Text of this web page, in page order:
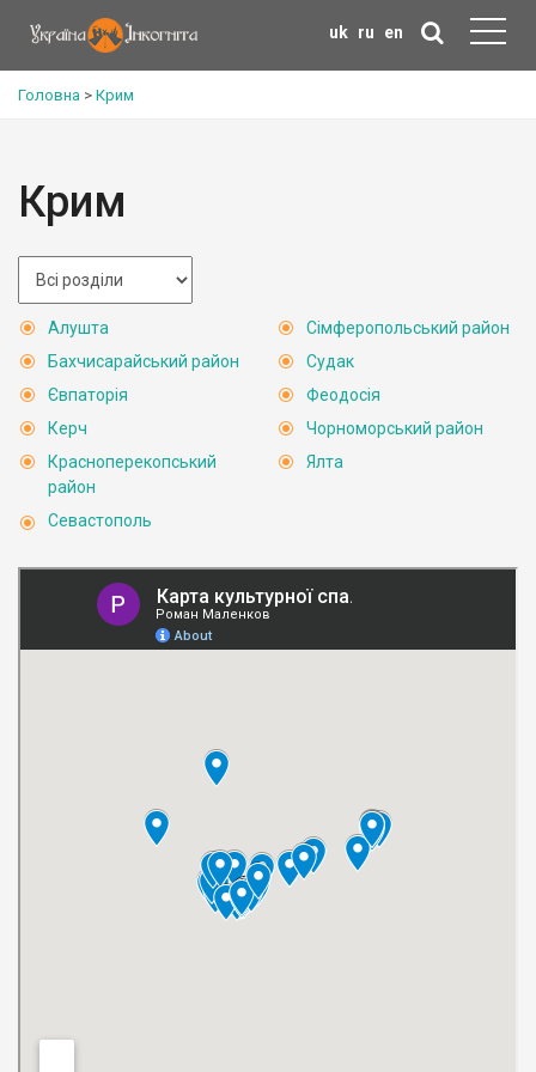
uk ru en
Головна > Крим
Крим
Алушта
Бахчисарайський район
Євпаторія
Керч
Красноперекопський
район
Севастополь
Сімферопольський район
Судак
Феодосія
Чорноморський район
Ялта